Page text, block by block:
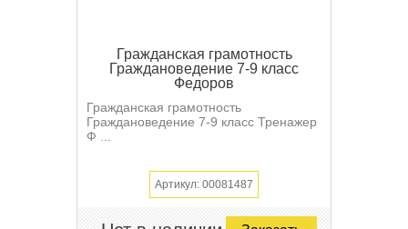
Гражданская грамотность
Граждановедение 7-9 класс
Федоров
Гражданская грамотность
Граждановедение 7-9 класс Тренажер
Ф ...
Артикул: 00081487